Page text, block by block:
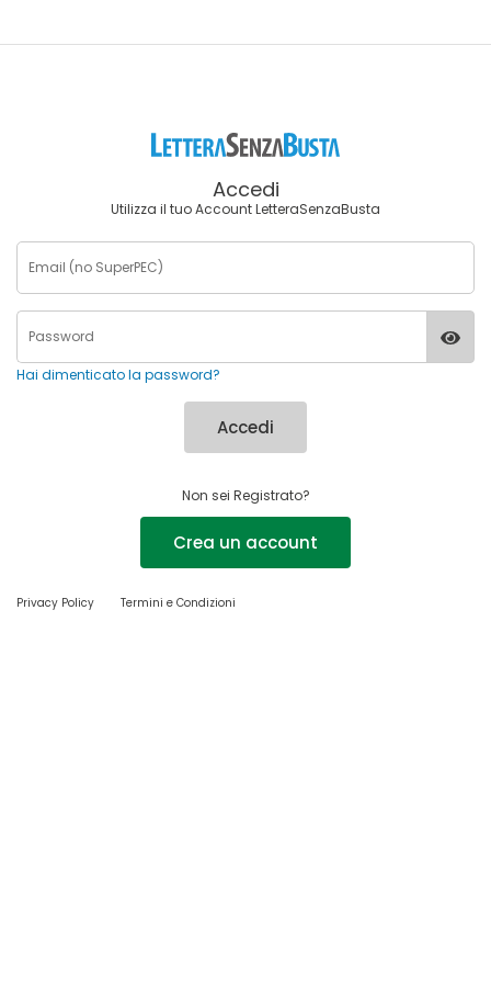
Accedi
Utilizza il tuo Account LetteraSenzaBusta
Hai dimenticato la password?
Accedi
Non sei Registrato?
Crea un account
Privacy Policy Termini e Condizioni